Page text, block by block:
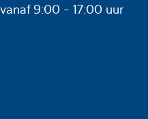
vanaf 9:00 - 17:00 uur